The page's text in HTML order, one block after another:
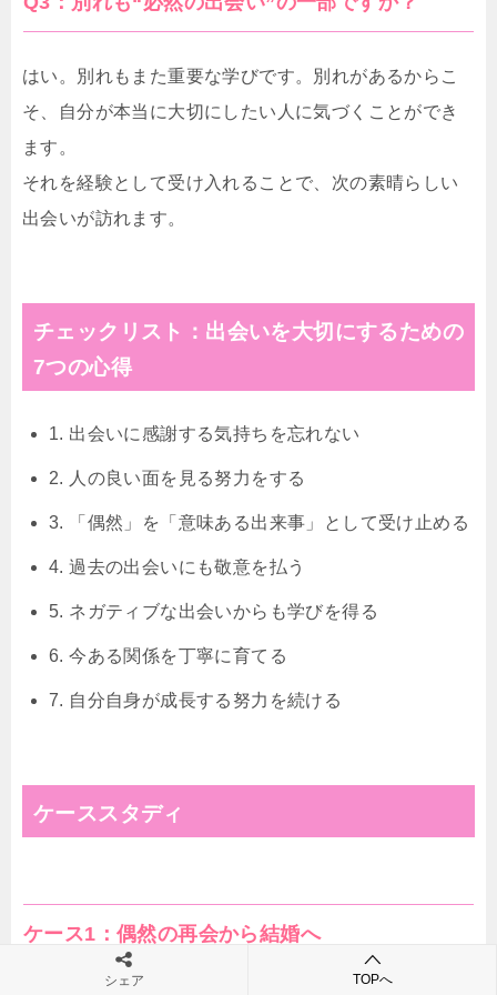
はい。別れもまた重要な学びです。別れがあるからこ
そ、自分が本当に大切にしたい人に気づくことができ
ます。
それを経験として受け入れることで、次の素晴らしい
出会いが訪れます。
チェックリスト：出会いを大切にするための
7つの心得
1. 出会いに感謝する気持ちを忘れない
2. 人の良い面を見る努力をする
3. 「偶然」を「意味ある出来事」として受け止める
4. 過去の出会いにも敬意を払う
5. ネガティブな出会いからも学びを得る
6. 今ある関係を丁寧に育てる
7. 自分自身が成長する努力を続ける
ケーススタディ
ケース1：偶然の再会から結婚へ
シェア TOPへ